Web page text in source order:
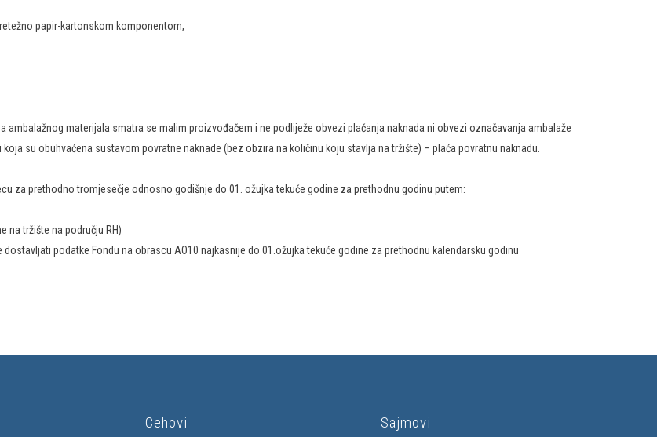
papir-kartonskom komponentom,
materijala smatra se malim proizvođačem i ne podliježe obvezi plaćanja naknada ni obvezi označavanja ambalaže
su obuhvaćena sustavom povratne naknade (bez obzira na količinu koju stavlja na tržište) – plaća povratnu naknadu.
za prethodno tromjesečje odnosno godišnje do 01. ožujka tekuće godine za prethodnu godinu putem:
na tržište na području RH)
podatke Fondu na obrascu AO10 najkasnije do 01.ožujka tekuće godine za prethodnu kalendarsku godinu
Cehovi Sajmovi